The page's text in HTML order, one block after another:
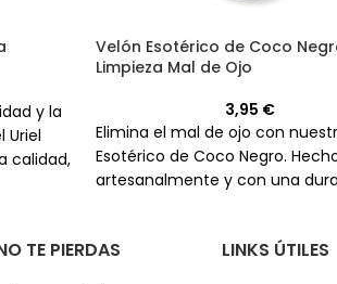
y la
Uriel
calidad,
Velón Esotérico de Coco
Limpieza Mal de Ojo
3,95 €
Elimina el mal de ojo con
Esotérico de Coco Negro.
artesanalmente y con una
TE PIERDAS LINKS ÚTILES